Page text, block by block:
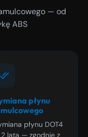
— od
ABS
płynu
płynu DOT4
lata — zgodnie z